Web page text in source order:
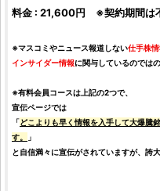
料金 : 21,600円 ※契約期間は
※マスコミやニュース報道しない仕手株
インサイダー情報に関与しているのでは
※有料会員コースは上記の2つで、
宣伝ページでは
「どこよりも早く情報を入手して大爆騰
す。
」
と自信満々に宣伝がされていますが、誇